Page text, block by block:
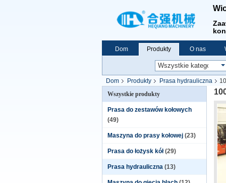
Dom Produkty O nas
Dom Produkty Prasa hydrauliczna
Wszystkie produkty
Prasa do zestawów kołowych
(49)
Maszyna do prasy kołowej (23)
Prasa do łożysk kół (29)
Prasa hydrauliczna (13)